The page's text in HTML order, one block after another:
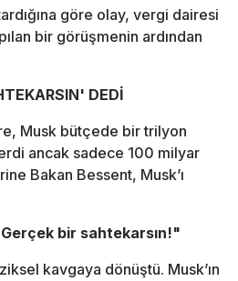
göre olay, vergi dairesi
bir görüşmenin ardından
DEDİ
Musk bütçede bir trilyon
ancak sadece 100 milyar
Bakan Bessent, Musk’ı
bir sahtekarsın!"
kavgaya dönüştü. Musk’ın